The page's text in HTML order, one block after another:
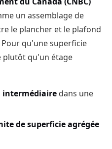
un assemblage de
le plancher et le plafond
qu'une superficie
plutôt qu'un étage
intermédiaire dans une
de superficie agrégée